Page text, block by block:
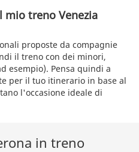
mio treno Venezia
proposte da compagnie
il treno con dei minori,
esempio). Pensa quindi a
per il tuo itinerario in base al
l'occasione ideale di
in treno